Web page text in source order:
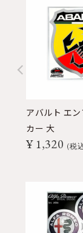
アバルト エ
カー 大
¥ 1,320 税